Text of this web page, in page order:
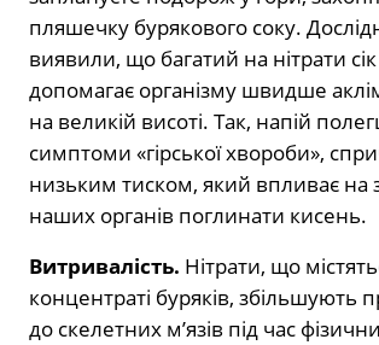
пляшечку бурякового соку.
виявили, що багатий на нітрати сік
допомагає організму швидше
на великій висоті. Так, напій
симптоми «гірської хвороби»,
низьким тиском, який впливає на
наших органів поглинати кисень.
Витривалість. Нітрати, що
концентраті буряків, збільшують
до скелетних м’язів під час